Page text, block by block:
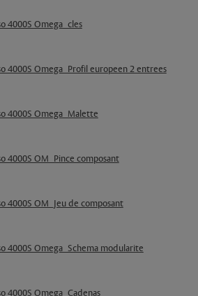
4000S Omega_cles
4000S Omega_Profil europeen 2 entrees
4000S Omega_Malette
4000S OM_Pince composant
4000S OM_Jeu de composant
4000S Omega_Schema modularite
4000S Omega_Cadenas